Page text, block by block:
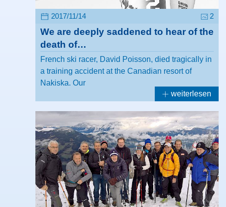
2017/11/14 2
We are deeply saddened to hear of the
death of…
French ski racer, David Poisson, died tragically in
a training accident at the Canadian resort of
Nakiska. Our
weiterlesen